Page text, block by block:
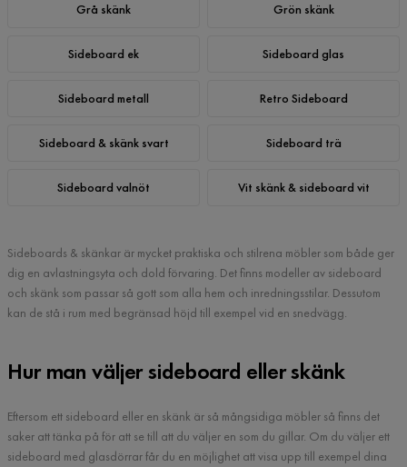
Grå skänk Grön skänk
Sideboard ek Sideboard glas
Sideboard metall Retro Sideboard
Sideboard & skänk svart Sideboard trä
Sideboard valnöt Vit skänk & sideboard vit
Sideboards & skänkar är mycket praktiska och stilrena möbler som både ger
dig en avlastningsyta och dold förvaring. Det finns modeller av sideboard
och skänk som passar så gott som alla hem och inredningsstilar. Dessutom
kan de stå i rum med begränsad höjd till exempel vid en snedvägg.
Hur man väljer sideboard eller skänk
Eftersom ett sideboard eller en skänk är så mångsidiga möbler så finns det
saker att tänka på för att se till att du väljer en som du gillar. Om du väljer ett
sideboard med glasdörrar får du en möjlighet att visa upp till exempel dina